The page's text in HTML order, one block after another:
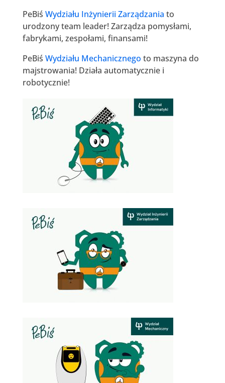
PeBiś Wydziału Inżynierii Zarządzania to
urodzony team leader! Zarządza pomysłami,
fabrykami, zespołami, finansami!
PeBiś Wydziału Mechanicznego to maszyna do
majstrowania! Działa automatycznie i
robotycznie!